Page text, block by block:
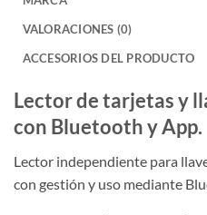
VALORACIONES (0)
ACCESORIOS DEL PRODUCTO
Lector de tarjetas y
con Bluetooth y App.
Lector independiente para
con gestión y uso mediante